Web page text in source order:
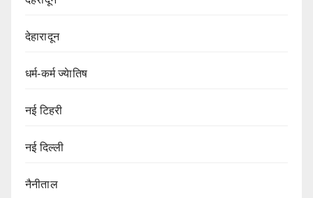
देहारादून
धर्म-कर्म ज्येातिष
नई टिहरी
नई दिल्ली
नैनीताल